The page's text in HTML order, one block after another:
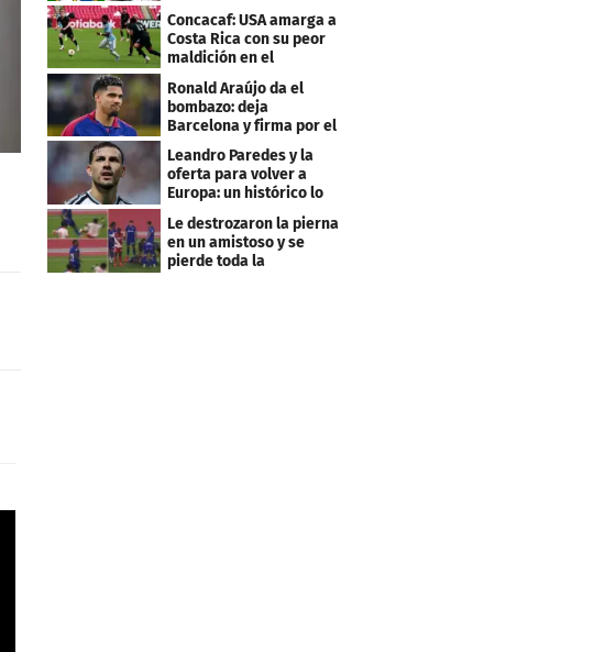
Concacaf: USA amarga a
Costa Rica con su peor
maldición en el
premundial Sub-20
Ronald Araújo da el
bombazo: deja
Barcelona y firma por el
club menos pensado
Leandro Paredes y la
oferta para volver a
Europa: un histórico lo
Le destrozaron la pierna
en un amistoso y se
pierde toda la